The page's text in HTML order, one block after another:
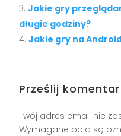
Jakie gry
długie godziny?
Jakie gry na
Prześlij
Twój adres email nie
Wymagane pola są